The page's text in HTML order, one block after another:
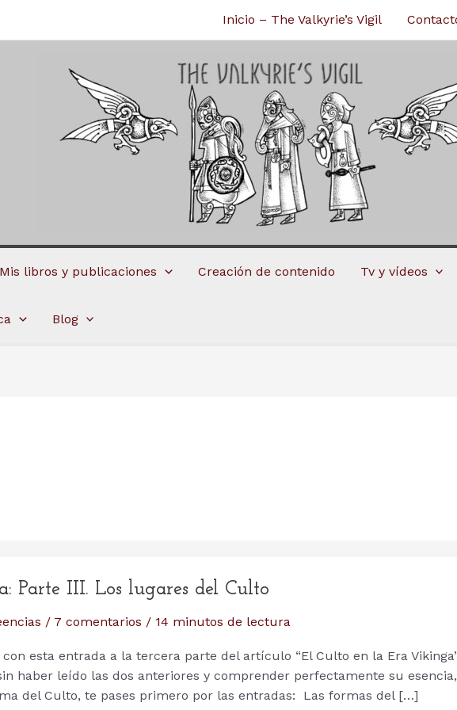
Inicio – The Valkyrie’s Vigil
Mis libros y publicaciones Creación de contenido Tv y vídeos
Blog
Parte III. Los lugares del Culto
/ 7 comentarios / 14 minutos de lectura
esta entrada a la tercera parte del artículo “El Culto en la Era
haber leído las dos anteriores y comprender perfectamente su
del Culto, te pases primero por las entradas: Las formas del […]